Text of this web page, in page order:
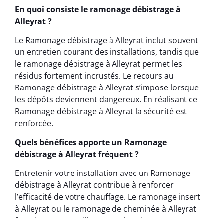
En quoi consiste le ramonage débistrage à
Alleyrat ?
Le Ramonage débistrage à Alleyrat inclut souvent
un entretien courant des installations, tandis que
le ramonage débistrage à Alleyrat permet les
résidus fortement incrustés. Le recours au
Ramonage débistrage à Alleyrat s’impose lorsque
les dépôts deviennent dangereux. En réalisant ce
Ramonage débistrage à Alleyrat la sécurité est
renforcée.
Quels bénéfices apporte un Ramonage
débistrage à Alleyrat fréquent ?
Entretenir votre installation avec un Ramonage
débistrage à Alleyrat contribue à renforcer
l’efficacité de votre chauffage. Le ramonage insert
à Alleyrat ou le ramonage de cheminée à Alleyrat